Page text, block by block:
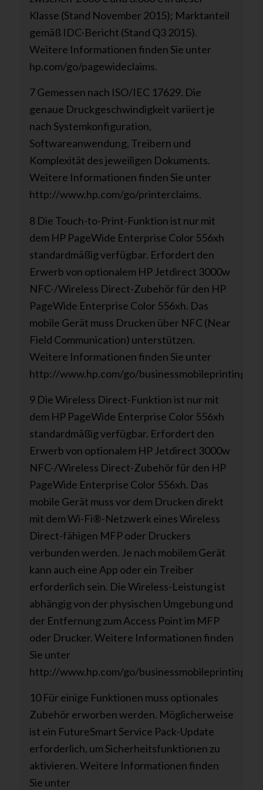
Klasse (Stand November 2015); Marktanteil
gemäß IDC-Bericht (Stand Q3 2015).
Weitere Informationen finden Sie unter
hp.com/go/pagewideclaims.
7 Gemessen nach ISO/IEC 17629. Die
genaue Druckgeschwindigkeit variiert je
nach Systemkonfiguration,
Softwareanwendung, Treibern und
Komplexität des jeweiligen Dokuments.
Weitere Informationen finden Sie unter
http://www.hp.com/go/printerclaims.
8 Die Touch-to-Print-Funktion ist nur mit
dem HP PageWide Enterprise Color 556xh
standardmäßig verfügbar. Erfordert den
Erwerb von optionalem HP Jetdirect 3000w
NFC-/Wireless Direct-Zubehör für den HP
PageWide Enterprise Color 556xh. Das
mobile Gerät muss Drucken über NFC (Near
Field Communication) unterstützen.
Weitere Informationen finden Sie unter
http://www.hp.com/go/businessmobileprinting.
9 Die Wireless Direct-Funktion ist nur mit
dem HP PageWide Enterprise Color 556xh
standardmäßig verfügbar. Erfordert den
Erwerb von optionalem HP Jetdirect 3000w
NFC-/Wireless Direct-Zubehör für den HP
PageWide Enterprise Color 556xh. Das
mobile Gerät muss vor dem Drucken direkt
mit dem Wi-Fi®-Netzwerk eines Wireless
Direct-fähigen MFP oder Druckers
verbunden werden. Je nach mobilem Gerät
kann auch eine App oder ein Treiber
erforderlich sein. Die Wireless-Leistung ist
abhängig von der physischen Umgebung und
der Entfernung zum Access Point im MFP
oder Drucker. Weitere Informationen finden
Sie unter
http://www.hp.com/go/businessmobileprinting.
10 Für einige Funktionen muss optionales
Zubehör erworben werden. Möglicherweise
ist ein FutureSmart Service Pack-Update
erforderlich, um Sicherheitsfunktionen zu
aktivieren. Weitere Informationen finden
Sie unter